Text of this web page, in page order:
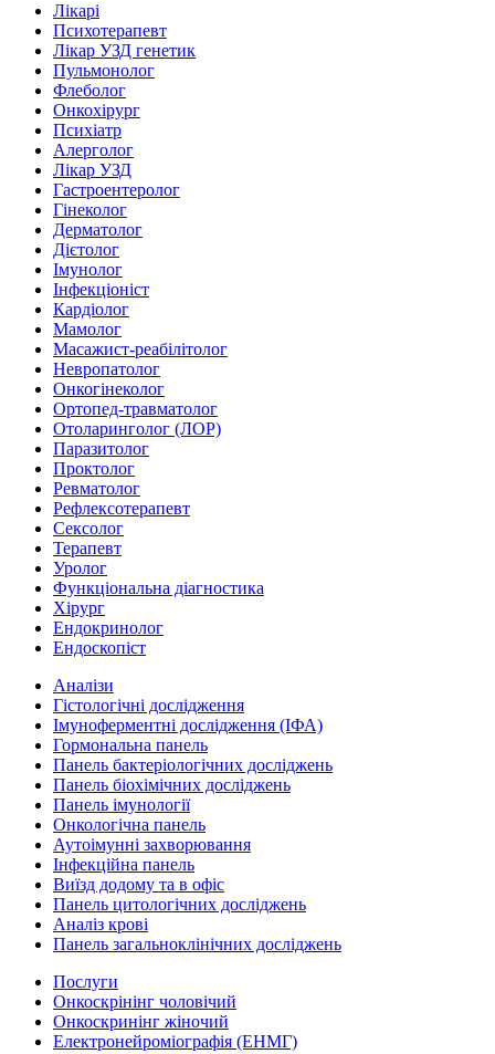
Лікарі
Психотерапевт
Лікар УЗД генетик
Пульмонолог
Флеболог
Онкохірург
Психіатр
Алерголог
Лікар УЗД
Гастроентеролог
Гінеколог
Дерматолог
Дієтолог
Імунолог
Інфекціоніст
Кардіолог
Мамолог
Масажист-реабілітолог
Невропатолог
Онкогінеколог
Ортопед-травматолог
Отоларинголог (ЛОР)
Паразитолог
Проктолог
Ревматолог
Рефлексотерапевт
Сексолог
Терапевт
Уролог
Функціональна діагностика
Хірург
Ендокринолог
Ендоскопіст
Аналізи
Гістологічні дослідження
Імуноферментні дослідження (ІФА)
Гормональна панель
Панель бактеріологічних досліджень
Панель біохімічних досліджень
Панель імунології
Онкологічна панель
Аутоімунні захворювання
Інфекційна панель
Виїзд додому та в офіс
Панель цитологічних досліджень
Аналіз крові
Панель загальноклінічних досліджень
Послуги
Онкоскрінінг чоловічий
Онкоскринінг жіночий
Електронейроміографія (ЕНМГ)